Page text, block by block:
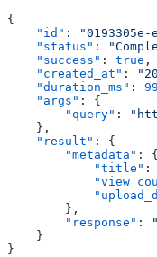
{
    "id"
: "0193305e-
    "status"
:
    "success"
: true ,
    "created_at"
:
    "duration_ms"
:
    "args"
: {
        "query"
:
    },
    "result"
: {
        "metadata"
: {
            "title"
:
        },
        "response"
:
    }
}